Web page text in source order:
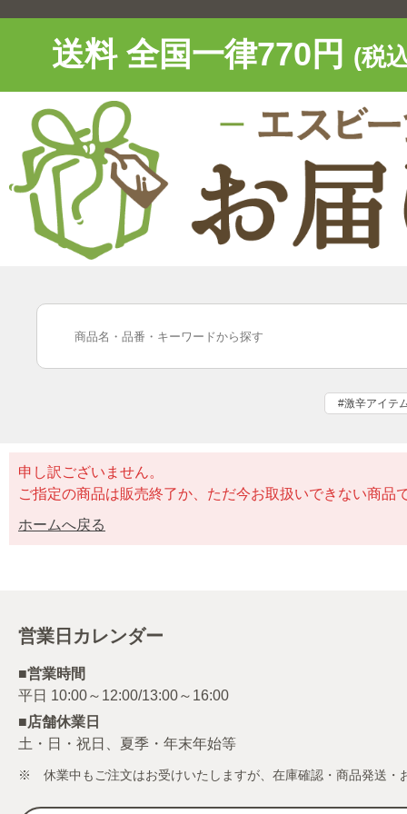
送料 全国一律770円 (税
#激辛アイテ
申し訳ございません。
ご指定の商品は販売終了か、ただ今お取扱いできない商品
ホームへ戻る
営業日カレンダー
■営業時間
■店舗休業日
土・日・祝日、夏季・年末年始等
※ 休業中もご注文はお受けいたしますが、在庫確認・商品発送・